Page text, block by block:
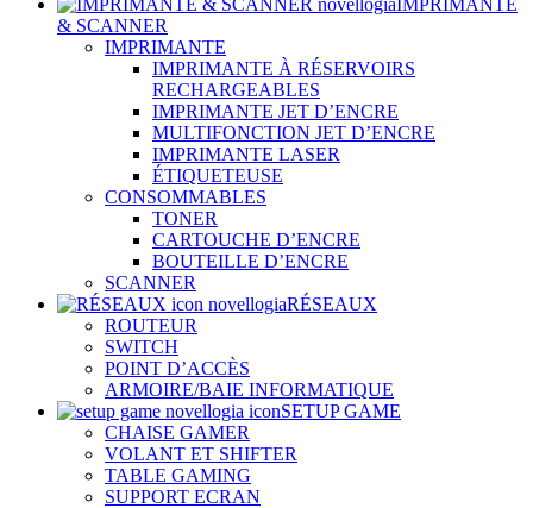
& SCANNER
IMPRIMANTE
IMPRIMANTE À RÉSERVOIRS
RECHARGEABLES
IMPRIMANTE JET D’ENCRE
MULTIFONCTION JET D’ENCRE
IMPRIMANTE LASER
ÉTIQUETEUSE
CONSOMMABLES
TONER
CARTOUCHE D’ENCRE
BOUTEILLE D’ENCRE
SCANNER
RÉSEAUX
ROUTEUR
SWITCH
POINT D’ACCÈS
ARMOIRE/BAIE INFORMATIQUE
SETUP GAME
CHAISE GAMER
VOLANT ET SHIFTER
TABLE GAMING
SUPPORT ECRAN